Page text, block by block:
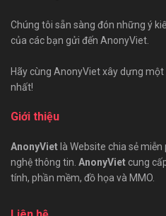
Chúng tôi sẵn sàng đón những ý
của các bạn gửi đến AnonyViet.
Hãy cùng AnonyViet xây dựng
nhất!
Giới thiệu
AnonyViet là Website chia sẻ
nghệ thông tin. AnonyViet cung
tính, phần mềm, đồ họa và MMO.